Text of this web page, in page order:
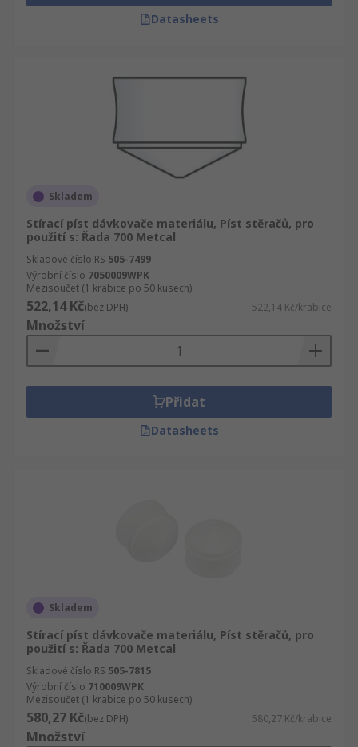
Datasheets
Skladem
Stírací píst dávkovače materiálu, Píst stěračů, pro
použití s: Řada 700 Metcal
Skladové číslo RS 505-7499
Výrobní číslo 7050009WPK
Mezisoučet (1 krabice po 50 kusech)
522,14 Kč(bez DPH) 522,14 Kč/krabice
Množství
Přidat
Datasheets
Skladem
Stírací píst dávkovače materiálu, Píst stěračů, pro
použití s: Řada 700 Metcal
Skladové číslo RS 505-7815
Výrobní číslo 710009WPK
Mezisoučet (1 krabice po 50 kusech)
580,27 Kč(bez DPH) 580,27 Kč/krabice
Množství